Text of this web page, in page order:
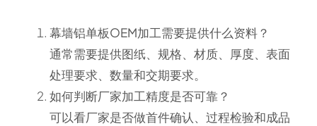
幕墙铝单板OEM加工需要提供什么资料？
通常需要提供图纸、规格、材质、厚度、表面
处理要求、数量和交期要求。
如何判断厂家加工精度是否可靠？
可以看厂家是否做首件确认、过程检验和成品